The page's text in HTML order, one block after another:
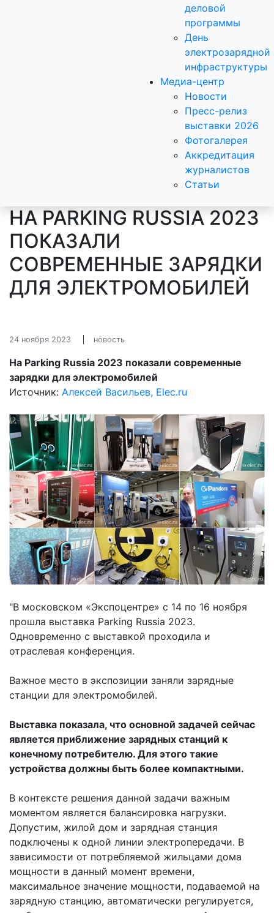
деловой
программы
День
электрозарядной
инфраструктуры
Медиа-центр
Новости
Пресс-релиз
выставки 2026
Фотогалерея
Аккредитация
журналистов
Статьи
НА PARKING RUSSIA 2023
ПОКАЗАЛИ
СОВРЕМЕННЫЕ ЗАРЯДКИ
ДЛЯ ЭЛЕКТРОМОБИЛЕЙ
24 ноября 2023 новость
На Parking Russia 2023 показали современные
зарядки для электромобилей
Источник: Алексей Васильев, Elec.ru
"В московском «Экспоцентре» с 14 по 16 ноября
прошла выставка Parking Russia 2023.
Одновременно с выставкой проходила и
отраслевая конференция.
Важное место в экспозиции заняли зарядные
станции для электромобилей.
Выставка показала, что основной задачей сейчас
является приближение зарядных станций к
конечному потребителю. Для этого такие
устройства должны быть более компактными.
В контексте решения данной задачи важным
моментом является балансировка нагрузки.
Допустим, жилой дом и зарядная станция
подключены к одной линии электропередачи. В
зависимости от потребляемой жильцами дома
мощности в данный момент времени,
максимальное значение мощности, подаваемой на
зарядную станцию, автоматически регулируется,